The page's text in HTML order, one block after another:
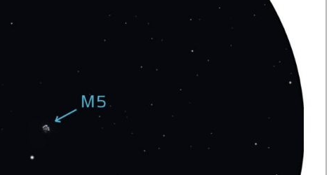
Télescope mini-Dobson
MaksyGo 60
135.00 TVA incluse (FR)
En stock